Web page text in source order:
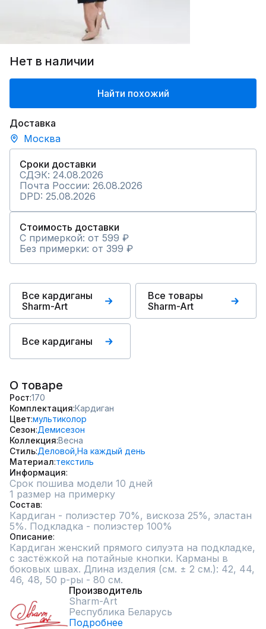
Нет в наличии
Найти похожий
Доставка
Москва
Сроки доставки
СДЭК: 24.08.2026
Почта России: 26.08.2026
DPD: 25.08.2026
Стоимость доставки
С примеркой: от 599 ₽
Без примерки: от 399 ₽
Все кардиганы
Sharm-Art
Все товары
Sharm-Art
Все кардиганы
О товаре
Рост 170
Комплектация Кардиган
Цвет мультиколор
Сезон Демисезон
Коллекция Весна
Стиль Деловой, На каждый день
Материал текстиль
Информация
Срок пошива модели 10 дней
1 размер на примерку
Состав
Кардиган - полиэстер 70%, вискоза 25%, эластан
5%. Подкладка - полиэстер 100%
Описание
Кардиган женский прямого силуэта на подкладке,
с застёжкой на потайные кнопки. Карманы в
боковых швах. Длина изделия (см. ± 2 см.): 42, 44,
46, 48, 50 р-ры - 80 см.
Производитель
Sharm-Art
Республика Беларусь
Подробнее